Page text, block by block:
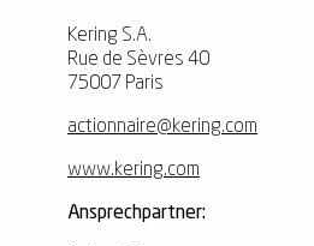
Kering S.A.
Rue de Sèvres 40
75007 Paris
actionnaire@kering.com
www.kering.com
Ansprechpartner: